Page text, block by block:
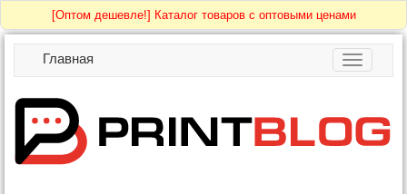
[Оптом дешевле!] Каталог товаров с оптовыми ценами
Toggle
Главная